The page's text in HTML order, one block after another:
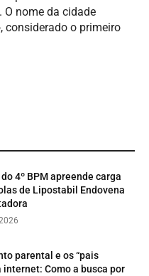
O nome da cidade
considerado o primeiro
4º BPM apreende carga
de Lipostabil Endovena
parental e os “pais
internet: Como a busca por